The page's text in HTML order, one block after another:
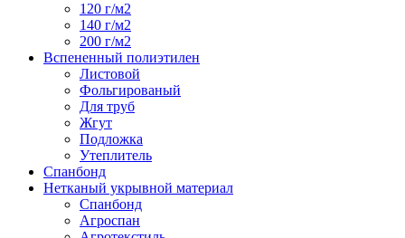
120 г/м2
140 г/м2
200 г/м2
Вспененный полиэтилен
Листовой
Фольгированый
Для труб
Жгут
Подложка
Утеплитель
Спанбонд
Нетканый укрывной материал
Спанбонд
Агроспан